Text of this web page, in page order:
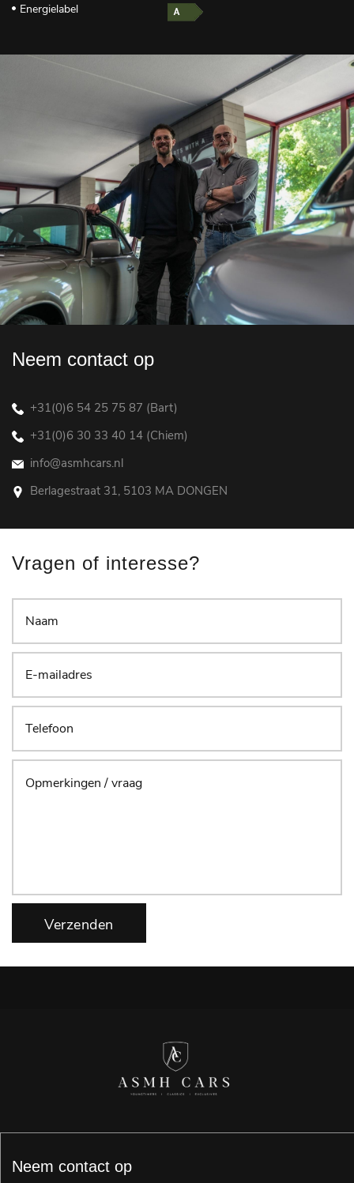
Energielabel
Neem contact op
+31(0)6 54 25 75 87 (Bart)
+31(0)6 30 33 40 14 (Chiem)
info@asmhcars.nl
Berlagestraat 31, 5103 MA DONGEN
Vragen of interesse?
Verzenden
Neem contact op